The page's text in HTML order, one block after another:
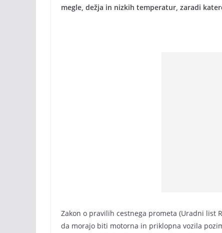
megle, dežja in nizkih temperatur, zaradi
Zakon o pravilih cestnega prometa (Uradni list
da morajo biti motorna in priklopna vozila